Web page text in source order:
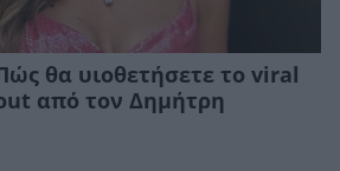
θα υιοθετήσετε το viral
από τον Δημήτρη